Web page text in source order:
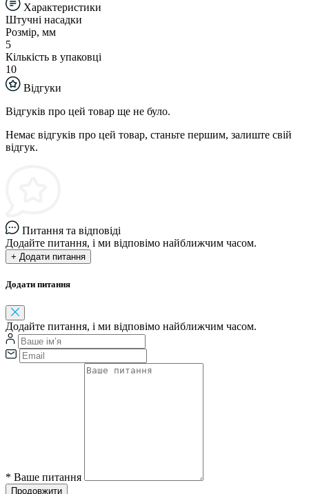
Характеристики
Штучні насадки
Розмір, мм
5
Кількість в упаковці
10
Відгуки
Відгуків про цей товар ще не було.
Немає відгуків про цей товар, станьте першим, залиште свій
відгук.
Питання та відповіді
Додайте питання, і ми відповімо найближчим часом.
+ Додати питання
Додати питання
Додайте питання, і ми відповімо найближчим часом.
* Ваше питання
Продовжити